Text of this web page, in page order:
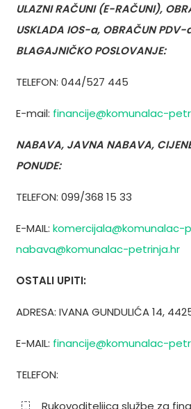
ULAZNI RAČUNI (E-RAČUNI),
USKLADA IOS-a, OBRAČUN PDV-
BLAGAJNIČKO POSLOVANJE:
TELEFON: 044/527 445
E-mail: financije@komunalac-
NABAVA, JAVNA NABAVA,
PONUDE:
TELEFON: 099/368 15 33
E-MAIL: komercijala@komunalac-
nabava@komunalac-petrinja.hr
OSTALI UPITI:
ADRESA: IVANA GUNDULIĆA 14,
E-MAIL: financije@komunalac-
TELEFON:
Rukovoditeljica službe za